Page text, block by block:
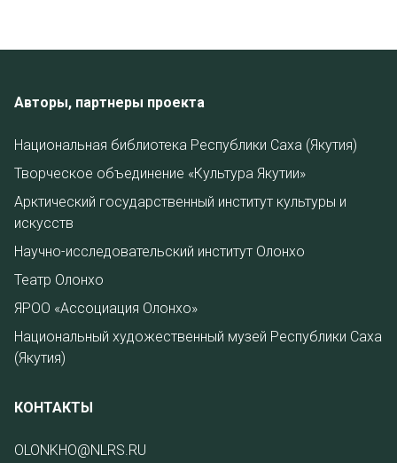
Авторы, партнеры проекта
Национальная библиотека Республики Саха (Якутия)
Творческое объединение «Культура Якутии»
Арктический государственный институт культуры и
искусств
Научно-исследовательский институт Олонхо
Театр Олонхо
ЯРОО «Ассоциация Олонхо»
Национальный художественный музей Республики Саха
(Якутия)
КОНТАКТЫ
OLONKHO@NLRS.RU